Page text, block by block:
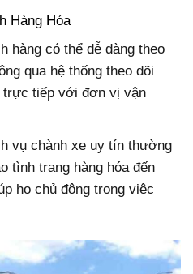
Hàng Hóa
hàng có thể dễ dàng theo
qua hệ thống theo dõi
tiếp với đơn vị vận
vụ chành xe uy tín thường
tình trạng hàng hóa đến
họ chủ động trong việc